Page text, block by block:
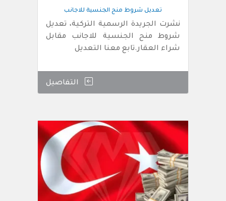
تعديل شروط منح الجنسية للاجانب
نشرت الجريدة الرسمية التركية، تعديل
شروط منح الجنسية للاجانب مقابل
شراء العقار.تابع معنا التعديل
التفاصيل